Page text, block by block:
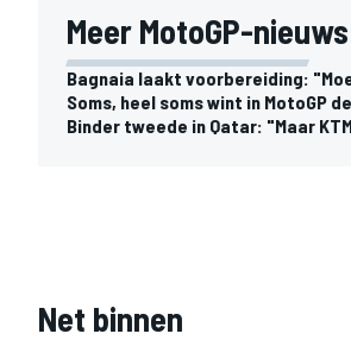
Meer MotoGP-
Bagnaia laakt voorbereiding:
Soms, heel soms wint in MotoGP
Binder tweede in Qatar: "Maar
Net binnen